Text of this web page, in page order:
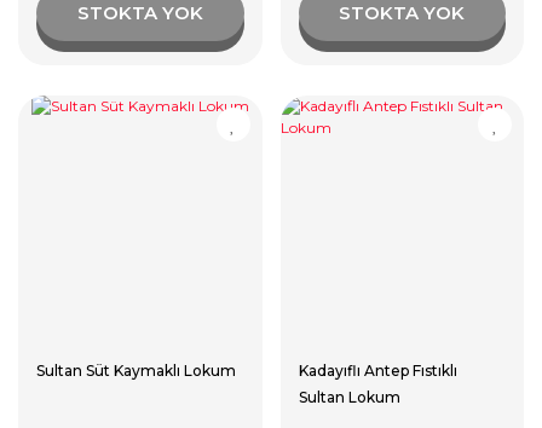
STOKTA YOK STOKTA YOK
Sultan Süt Kaymaklı Lokum
Kadayıflı Antep Fıstıklı
Sultan Lokum